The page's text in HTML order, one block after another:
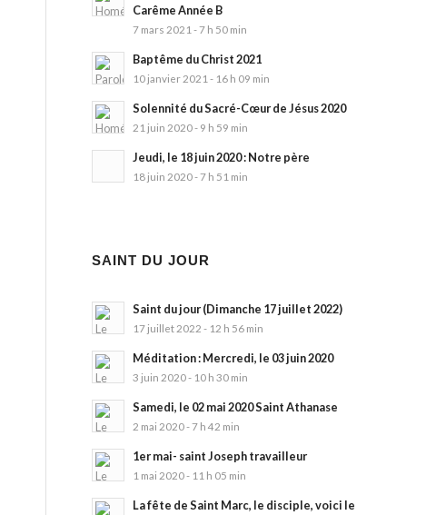
Carême Année B
7 mars 2021 - 7 h 50 min
Baptême du Christ 2021
10 janvier 2021 - 16 h 09 min
Solennité du Sacré-Cœur de Jésus 2020
21 juin 2020 - 9 h 59 min
Jeudi, le 18 juin 2020 : Notre père
18 juin 2020 - 7 h 51 min
SAINT DU JOUR
Saint du jour (Dimanche 17 juillet 2022)
17 juillet 2022 - 12 h 56 min
Méditation : Mercredi, le 03 juin 2020
3 juin 2020 - 10 h 30 min
Samedi, le 02 mai 2020 Saint Athanase
2 mai 2020 - 7 h 42 min
1er mai- saint Joseph travailleur
1 mai 2020 - 11 h 05 min
La fête de Saint Marc, le disciple, voici le